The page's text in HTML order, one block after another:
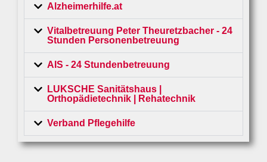
Alzheimerhilfe.at
Vitalbetreuung Peter Theuretzbacher - 24
Stunden Personenbetreuung
AIS - 24 Stundenbetreuung
LUKSCHE Sanitätshaus |
Orthopädietechnik | Rehatechnik
Verband Pflegehilfe